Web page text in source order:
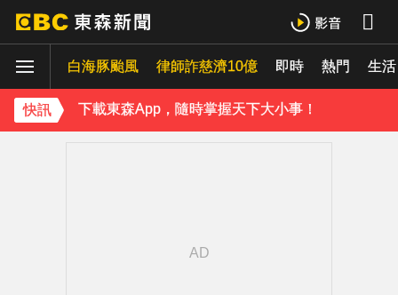
白海豚颱風 律師詐慈濟10億 即時 熱門 生活
快訊
派助理颱風天護植栽！愛莉莎莎挨轟「命不如植物」反擊：不會被吹出去
下載東森App，隨時掌握天下大小事！